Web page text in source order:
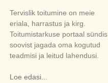
Tervislik toitumine on meie
eriala, harrastus ja kirg.
Toitumistarkuse portaal sündis
soovist jagada oma kogutud
teadmisi ja leitud lahendusi.
Loe edasi...